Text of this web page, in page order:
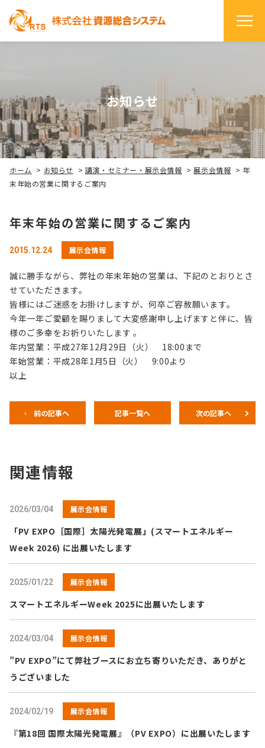
お知らせ
ホーム > お知らせ > 講演・セミナー・展示会情報 > 展示会情報 > 年
末年始の営業に関するご案内
年末年始の営業に関するご案内
2015.12.24 展示会情報
誠に勝手ながら、弊社の年末年始の営業は、下記のとおりとさ
せていただきます。
皆様にはご迷惑をお掛けしますが、何卒ご容赦願います。
今年一年ご愛顧を賜りまして大変感謝申し上げますと伴に、皆
様のご多幸をお祈りいたします 。
年内営業：平成27年12月29日（火） 18:00まで
年始営業：平成28年1月5日（火） 9:00より
以上
前の記事へ 記事一覧へ 次の記事へ
関連情報
2026/03/04 展示会情報
「PV EXPO［国際］太陽光発電展」(スマートエネルギー
Week 2026) に出展いたします
2025/01/22 展示会情報
スマートエネルギーWeek 2025に出展いたします
2024/03/04 展示会情報
”PV EXPO”にて弊社ブースにお立ち寄りいただき、ありがと
うございました
2024/02/19 展示会情報
『第18回 国際太陽光発電展』（PV EXPO）に出展いたします